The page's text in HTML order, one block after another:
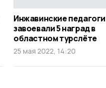
Инжавинские педагоги
завоевали 5 наград в
областном турслёте
25 мая 2022, 14:20